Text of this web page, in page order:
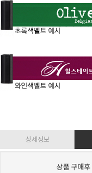
상세정보
상품 구매